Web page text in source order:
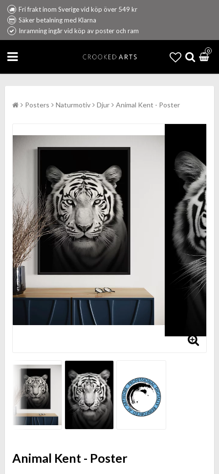
Fri frakt inom Sverige vid köp över 549 kr
Säker betalning med Klarna
Inramning ingår vid köp av poster och ram
0
Posters Naturmotiv Djur Animal Kent - Poster
Animal Kent - Poster